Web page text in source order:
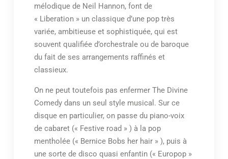
mélodique de Neil Hannon, font de
« Liberation » un classique d’une pop très
variée, ambitieuse et sophistiquée, qui est
souvent qualifiée d’orchestrale ou de baroque
du fait de ses arrangements raffinés et
classieux.
On ne peut toutefois pas enfermer The Divine
Comedy dans un seul style musical. Sur ce
disque en particulier, on passe du piano-voix
de cabaret (« Festive road » ) à la pop
mentholée (« Bernice Bobs her hair » ), puis à
une sorte de disco quasi enfantin (« Europop »